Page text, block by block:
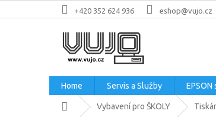
na
+420 352 624 936 eshop@vujo.cz
Home Servis a Služby EPSON
Domů Vybavení pro ŠKOLY